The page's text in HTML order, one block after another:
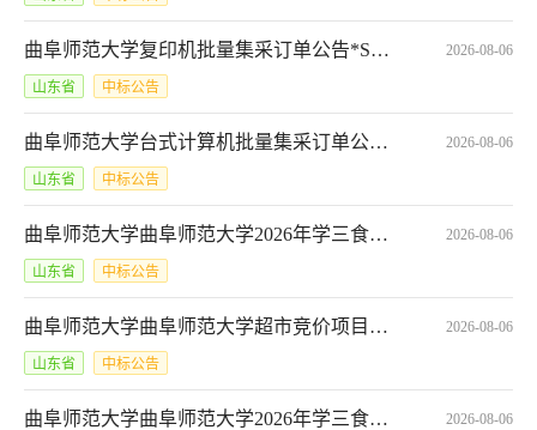
曲阜师范大学复印机批量集采订单公告*SDGP370000000202601009967_A 2026-08-06
山东省 中标公告
曲阜师范大学台式计算机批量集采订单公告*SDGP370000000202601009970_A 2026-08-06
山东省 中标公告
曲阜师范大学曲阜师范大学2026年学三食堂电视设备购置项目（一）网上商城超市竞价项目结果公告*SDGP370000000202601009783_A 2026-08-06
山东省 中标公告
曲阜师范大学曲阜师范大学超市竞价项目网上商城超市竞价项目结果公告*SDGP370000000202601009779_A 2026-08-06
山东省 中标公告
曲阜师范大学曲阜师范大学2026年学三食堂电视设备购置项目（三）网上商城超市竞价项目结果公告*SDGP370000000202601009778_A 2026-08-06